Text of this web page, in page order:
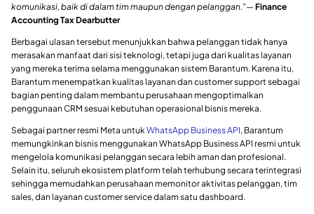
komunikasi, baik di dalam tim maupun dengan pelanggan.”— Finance
Accounting Tax Dearbutter
Berbagai ulasan tersebut menunjukkan bahwa pelanggan tidak hanya
merasakan manfaat dari sisi teknologi, tetapi juga dari kualitas layanan
yang mereka terima selama menggunakan sistem Barantum. Karena itu,
Barantum menempatkan kualitas layanan dan customer support sebagai
bagian penting dalam membantu perusahaan mengoptimalkan
penggunaan CRM sesuai kebutuhan operasional bisnis mereka.
Sebagai partner resmi Meta untukWhatsApp Business API, Barantum
memungkinkan bisnis menggunakan WhatsApp Business API resmi untuk
mengelola komunikasi pelanggan secara lebih aman dan profesional.
Selain itu, seluruh ekosistem platform telah terhubung secara terintegrasi
sehingga memudahkan perusahaan memonitor aktivitas pelanggan, tim
sales, dan layanan customer service dalam satu dashboard.